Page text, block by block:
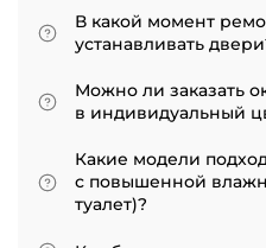
Итоговая сумма
двери и габаритов
цена за установку
покрытием
рублей.
В какой момент
устанавливать
Мы советуем
того, как уложено
противном случае
пола полотно может
его придется
двери по окончании
Можно ли заказать
в индивидуальный
ассортименте
модели от разных
Какие модели
с повышенной
туалет)?